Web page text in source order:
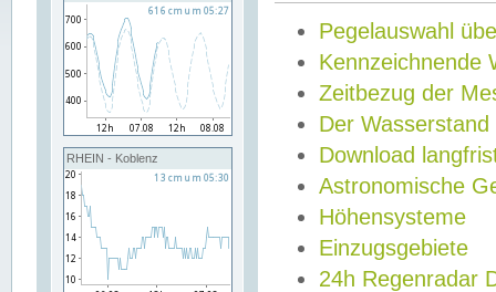
RHEIN - Koblenz
Pegelauswahl
Kennzeichnende
Zeitbezug der
Der Wasserstand
Download
Astronomische
Höhensysteme
Einzugsgebiete
24h Regenradar